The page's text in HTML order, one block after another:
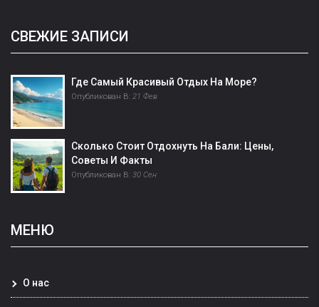
СВЕЖИЕ ЗАПИСИ
Где Самый Красивый Отдых На Море?
Опубликован В: 21 Фев
Сколько Стоит Отдохнуть На Бали: Цены,
Советы И Факты
Опубликован В: 30 Сен
МЕНЮ
О нас